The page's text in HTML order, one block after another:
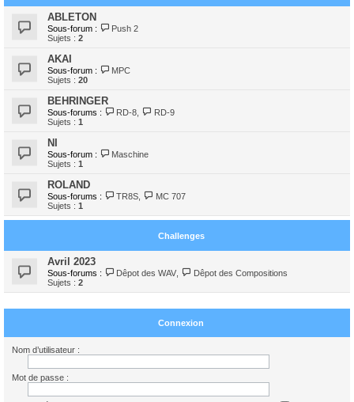
ABLETON
Sous-forum :
Push 2
Sujets : 2
AKAI
Sous-forum :
MPC
Sujets : 20
BEHRINGER
Sous-forums : RD-8
RD-9
Sujets : 1
NI
Sous-forum :
Maschine
Sujets : 1
ROLAND
Sous-forums : TR8S
MC 707
Sujets : 1
Challenges
Avril 2023
Sous-forums : Dêpot des WAV
Dêpot des Compositions
Sujets : 2
Connexion
Nom d’utilisateur :
Mot de passe :